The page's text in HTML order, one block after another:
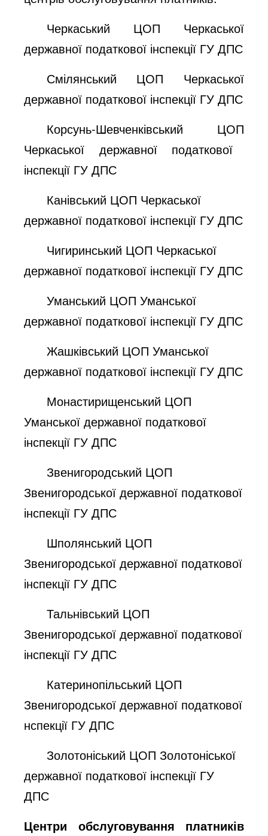
Черкаський ЦОП Черкаської
державної податкової інспекції ГУ ДПС
Смілянський ЦОП Черкаської
державної податкової інспекції ГУ ДПС
Корсунь-Шевченківський ЦОП
Черкаської державної податкової
інспекції ГУ ДПС
Канівський ЦОП Черкаської
державної податкової інспекції ГУ ДПС
Чигиринський ЦОП Черкаської
державної податкової інспекції ГУ ДПС
Уманський ЦОП Уманської
державної податкової інспекції ГУ ДПС
Жашківський ЦОП Уманської
державної податкової інспекції ГУ ДПС
Монастирищенський ЦОП
Уманської державної податкової
інспекції ГУ ДПС
Звенигородський ЦОП
Звенигородської державної податкової
інспекції ГУ ДПС
Шполянський ЦОП
Звенигородської державної податкової
інспекції ГУ ДПС
Тальнівський ЦОП
Звенигородської державної податкової
інспекції ГУ ДПС
Катеринопільський ЦОП
Звенигородської державної податкової
нспекції ГУ ДПС
Золотоніський ЦОП Золотоніської
державної податкової інспекції ГУ
ДПС
Центри обслуговування платників